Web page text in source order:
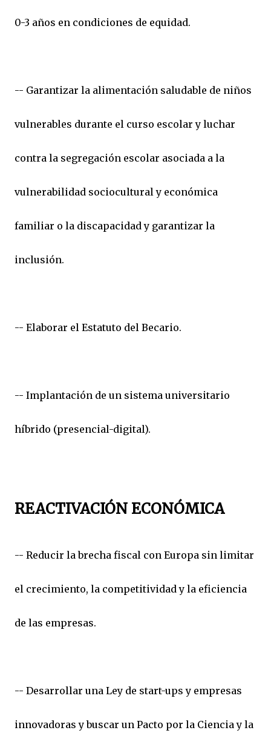
0-3 años en condiciones de equidad.
-- Garantizar la alimentación saludable de niños
vulnerables durante el curso escolar y luchar
contra la segregación escolar asociada a la
vulnerabilidad sociocultural y económica
familiar o la discapacidad y garantizar la
inclusión.
-- Elaborar el Estatuto del Becario.
-- Implantación de un sistema universitario
híbrido (presencial-digital).
REACTIVACIÓN ECONÓMICA
-- Reducir la brecha fiscal con Europa sin limitar
el crecimiento, la competitividad y la eficiencia
de las empresas.
-- Desarrollar una Ley de start-ups y empresas
innovadoras y buscar un Pacto por la Ciencia y la